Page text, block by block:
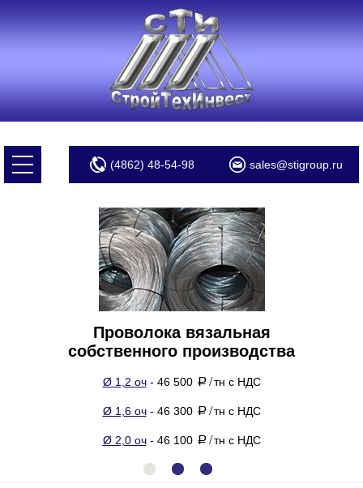
(4862) 48-54-98 sales@stigroup.ru
Проволока вязальная
собственного производства
Ø 1,2 оч- 46 500 a /тн с НДС
Ø 1,6 оч- 46 300 a /тн с НДС
Ø 2,0 оч- 46 100 a /тн с НДС